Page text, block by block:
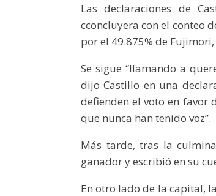
Las declaraciones de
cconcluyera con el conteo
por el 49.875% de
Se sigue “llamando a
dijo Castillo en una
defienden el voto en favor
que nunca han tenido voz”.
Más tarde, tras la
ganador y escribió en su
En otro lado de la capital,